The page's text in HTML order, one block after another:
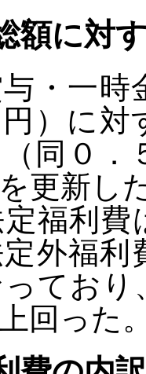
額に対
・一
）に
同０
更新し
福利
外福
てお
回った